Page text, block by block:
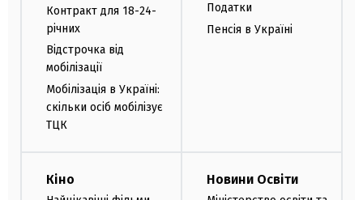
Контракт для 18-24-
річних
Відстрочка від
мобілізації
Мобілізація в Україні:
скільки осіб мобілізує
ТЦК
Податки
Пенсія в Україні
Кіно Новини Освіти